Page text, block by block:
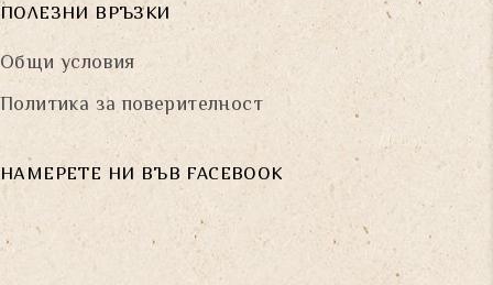
ПОЛЕЗНИ ВРЪЗКИ
Общи условия
Политика за поверителност
НАМЕРЕТЕ НИ ВЪВ FACEBOOK